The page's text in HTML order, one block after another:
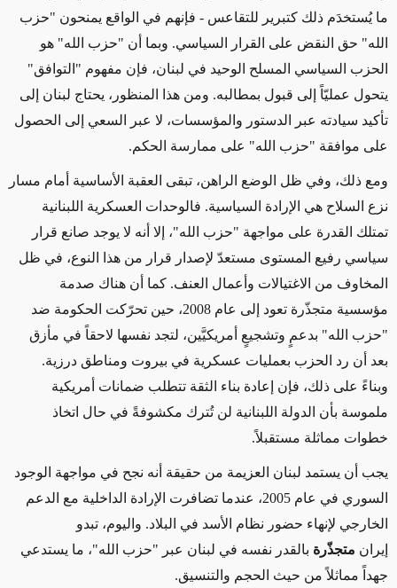
ما يُستخدَم ذلك كتبرير للتقاعس - فإنهم في الواقع يمنحون "حزب
الله" حق النقض على القرار السياسي. وبما أن "حزب الله" هو
الحزب السياسي المسلح الوحيد في لبنان، فإن مفهوم "التوافق"
يتحول عمليّاً إلى قبول بمطالبه. ومن هذا المنظور، يحتاج لبنان إلى
تأكيد سيادته عبر الدستور والمؤسسات، لا عبر السعي إلى الحصول
على موافقة "حزب الله" على ممارسة الحكم.
ومع ذلك، وفي ظل الوضع الراهن، تبقى العقبة الأساسية أمام مسار
نزع السلاح هي الإرادة السياسية. فالوحدات العسكرية اللبنانية
تمتلك القدرة على مواجهة "حزب الله"، إلا أنه لا يوجد صانع قرار
سياسي رفيع المستوى مستعدّ لإصدار قرار من هذا النوع، في ظل
المخاوف من الاغتيالات وأعمال العنف. كما أن هناك صدمة
مؤسسية متجذّرة تعود إلى عام 2008، حين تحرّكت الحكومة ضد
"حزب الله" بدعمٍ وتشجيعٍ أمريكيَّين، لتجد نفسها لاحقاً في مأزق
بعد أن رد الحزب بعمليات عسكرية في بيروت ومناطق درزية.
وبناءً على ذلك، فإن إعادة بناء الثقة تتطلب ضمانات أمريكية
ملموسة بأن الدولة اللبنانية لن تُترك مكشوفةً في حال اتخاذ
خطوات مماثلة مستقبلاً.
يجب أن يستمد لبنان العزيمة من حقيقة أنه نجح في مواجهة الوجود
السوري في عام 2005، عندما تضافرت الإرادة الداخلية مع الدعم
الخارجي لإنهاء حضور نظام الأسد في البلاد. واليوم، تبدو
إيران متجذّرة بالقدر نفسه في لبنان عبر "حزب الله"، ما يستدعي
جهداً مماثلاً من حيث الحجم والتنسيق.